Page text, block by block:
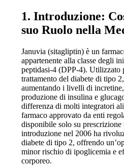
1. Introduzione:
suo Ruolo nella
Januvia (sitagliptin) è un
appartenente alla classe degli
peptidasi-4 (DPP-4). Utilizzato
trattamento del diabete di tipo
aumentando i livelli di
produzione di insulina e
differenza di molti integratori
farmaco approvato da enti
disponibile solo su prescrizione
introduzione nel 2006 ha
diabete di tipo 2, offrendo
minor rischio di ipoglicemia e
corporeo.